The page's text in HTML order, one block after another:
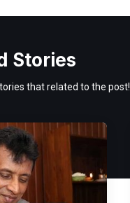
Stories
that related to the post!